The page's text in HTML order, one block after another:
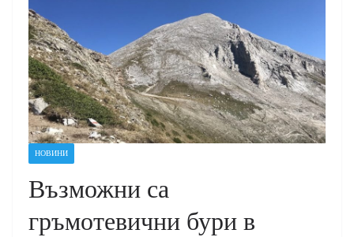
НОВИНИ
Възможни са
гръмотевични бури в